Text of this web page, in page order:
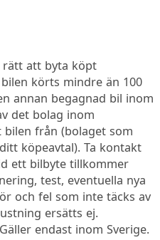
rätt att byta köpt
körts mindre än 100
annan begagnad bil inom
det bolag inom
från (bolaget som
köpeavtal). Ta kontakt
ett bilbyte tillkommer
test, eventuella nya
och fel som inte täcks av
ersätts ej.
Gäller endast inom Sverige.